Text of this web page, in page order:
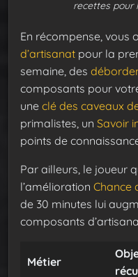
recettes pour
En récompense, vous
d’artisanat pour la
semaine, des
composants pour
une clé des caveaux
primalistes, un Savoir
points de
Par ailleurs, le joueur
l’amélioration Chance
de 30 minutes lui
composants
Métier